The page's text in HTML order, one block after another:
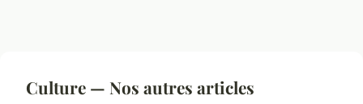
Culture — Nos autres articles